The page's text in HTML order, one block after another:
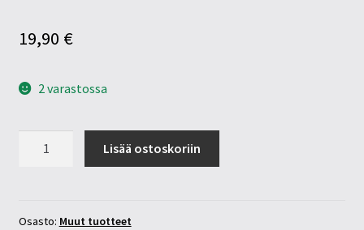
19,90 €
2 varastossa
määrä
Lisää ostoskoriin
Osasto: Muut tuotteet